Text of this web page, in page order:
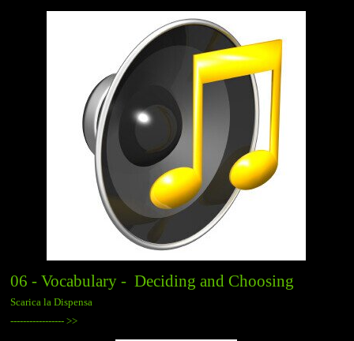
06 - Vocabulary - Deciding and Choosing
Scarica la Dispensa
----------------- >>